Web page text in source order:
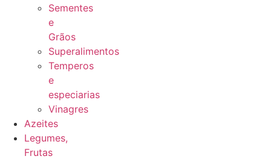
Sementes
e
Grãos
Superalimentos
Temperos
e
especiarias
Vinagres
Azeites
Legumes,
Frutas